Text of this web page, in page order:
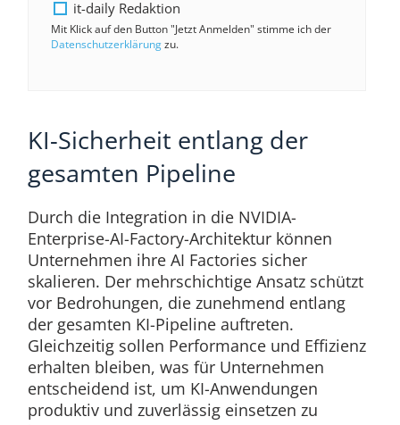
it-daily Redaktion
Mit Klick auf den Button "Jetzt Anmelden" stimme ich der
Datenschutzerklärungzu.
KI-Sicherheit entlang der
gesamten Pipeline
Durch die Integration in die NVIDIA-
Enterprise-AI-Factory-Architektur können
Unternehmen ihre AI Factories sicher
skalieren. Der mehrschichtige Ansatz schützt
vor Bedrohungen, die zunehmend entlang
der gesamten KI-Pipeline auftreten.
Gleichzeitig sollen Performance und Effizienz
erhalten bleiben, was für Unternehmen
entscheidend ist, um KI-Anwendungen
produktiv und zuverlässig einsetzen zu